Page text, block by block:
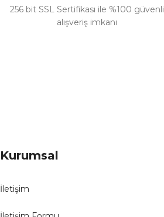
256 bit SSL Sertifikası ile %100 güvenli
alışveriş imkanı
Kurumsal
İletişim